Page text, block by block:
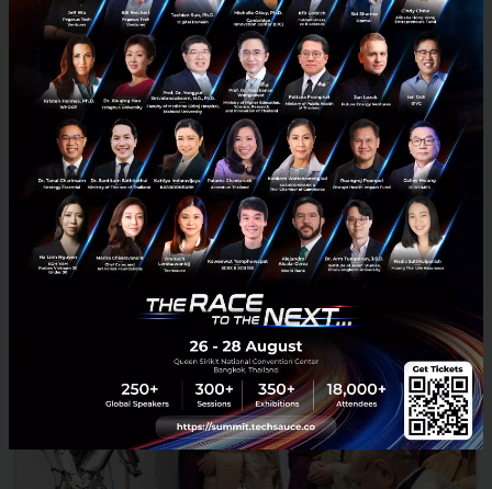
SMEs ไทยกับการเอาชนะใจชาวจีนผ่านช่องทาง E-commerce
ข้ามพรมแดน
อีคอมเมิร์ซข้ามพรมแดน (cross-border e-commerce: CBEC) จะเป็นหนึ่ง
ในช่องทางการดำเนินธุรกิจของผู้ประกอบการ SMEs ไทย ที่ต้องการขยาย
กลุ่มเป้าหมายไปยังผู้บริโภคชาวจีน อีไอซีมองว่า มีปัจ...
มีนาคม 15, 2019 | ByTechsauce Team
Tech & Biz EIC SCB ตลาดในจีน E-Commerce